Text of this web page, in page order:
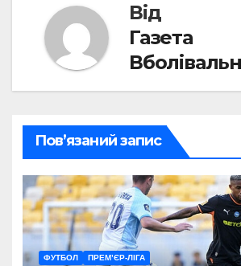
Від
Газета
Пов’язаний запис
ФУТБОЛ ПРЕМ’ЄР-ЛІГА